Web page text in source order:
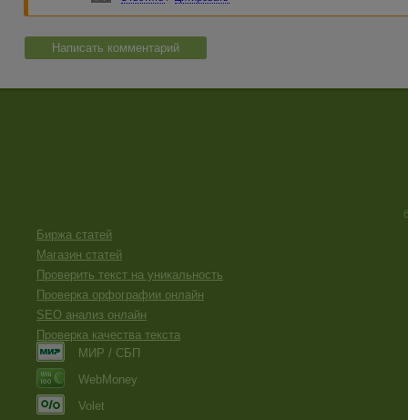
Написать комментарий
Биржа статей
Магазин статей
Проверить текст на уникальность
Проверка орфографии онлайн
SEO анализ онлайн
Проверка качества текста
МИР / СБП
WebMoney
Volet